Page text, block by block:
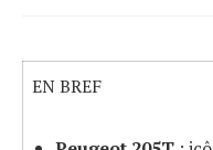
EN BREF